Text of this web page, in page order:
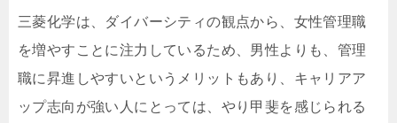
三菱化学は、ダイバーシティの観点から、女性管理職
を増やすことに注力しているため、男性よりも、管理
職に昇進しやすいというメリットもあり、キャリアア
ップ志向が強い人にとっては、やり甲斐を感じられる